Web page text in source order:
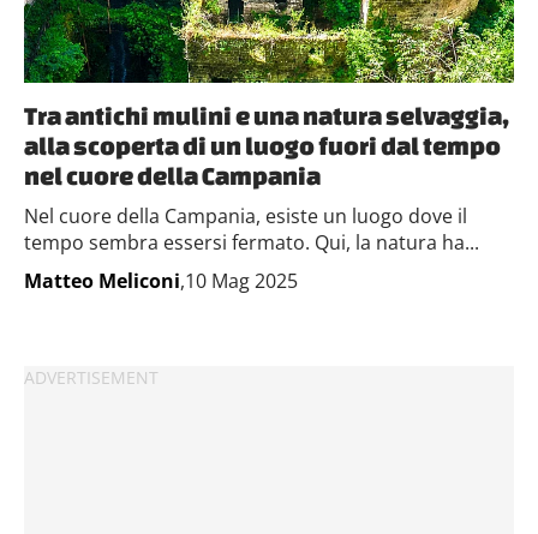
Tra antichi mulini e una natura selvaggia,
alla scoperta di un luogo fuori dal tempo
nel cuore della Campania
Nel cuore della Campania, esiste un luogo dove il
tempo sembra essersi fermato. Qui, la natura ha...
Matteo Meliconi,10 Mag 2025